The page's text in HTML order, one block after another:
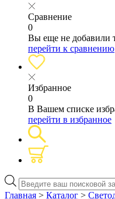
Сравнение
0
Вы еще не добавили
перейти к сравнению
Избранное
0
В Вашем списке
перейти в избранное
Поиск
товаров
Главная > Каталог >